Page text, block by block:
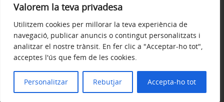
Valorem la teva privadesa
Utilitzem cookies per millorar la teva experiència de
navegació, publicar anuncis o contingut personalitzats i
analitzar el nostre trànsit. En fer clic a "Acceptar-ho tot",
acceptes l'ús que fem de les cookies.
Personalitzar Rebutjar Accepta-ho tot
Avís legal Política de privacitat
© 2026